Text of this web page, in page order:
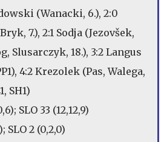
(Wanacki, 6.), 2:0
7.), 2:1 Sodja (Jezovšek,
Slusarczyk, 18.), 3:2 Langus
4:2 Krezolek (Pas, Walega,
SH1)
SLO 33 (12,12,9)
SLO 2 (0,2,0)